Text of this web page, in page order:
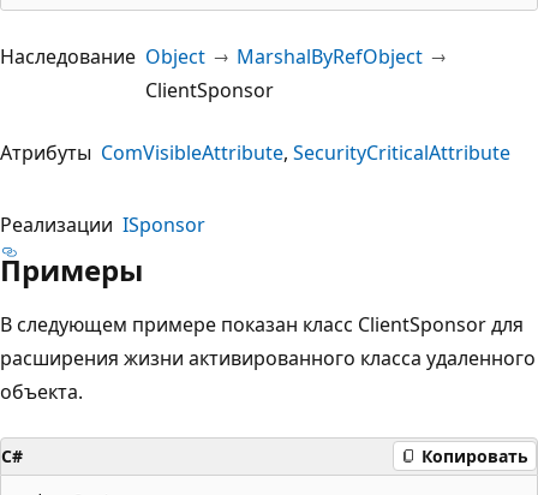
Наследование Object
MarshalByRefObject
ClientSponsor
Атрибуты ComVisibleAttribute SecurityCriticalAttribute
Реализации ISponsor
Примеры
В следующем примере показан класс ClientSponsor для
расширения жизни активированного класса удаленного
объекта.
C# Копировать